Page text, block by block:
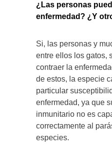
¿Las personas
enfermedad? ¿Y
Si, las personas y
entre ellos los gatos,
contraer la
de estos, la especie
particular
enfermedad, ya que
inmunitario no es
correctamente al
especies.